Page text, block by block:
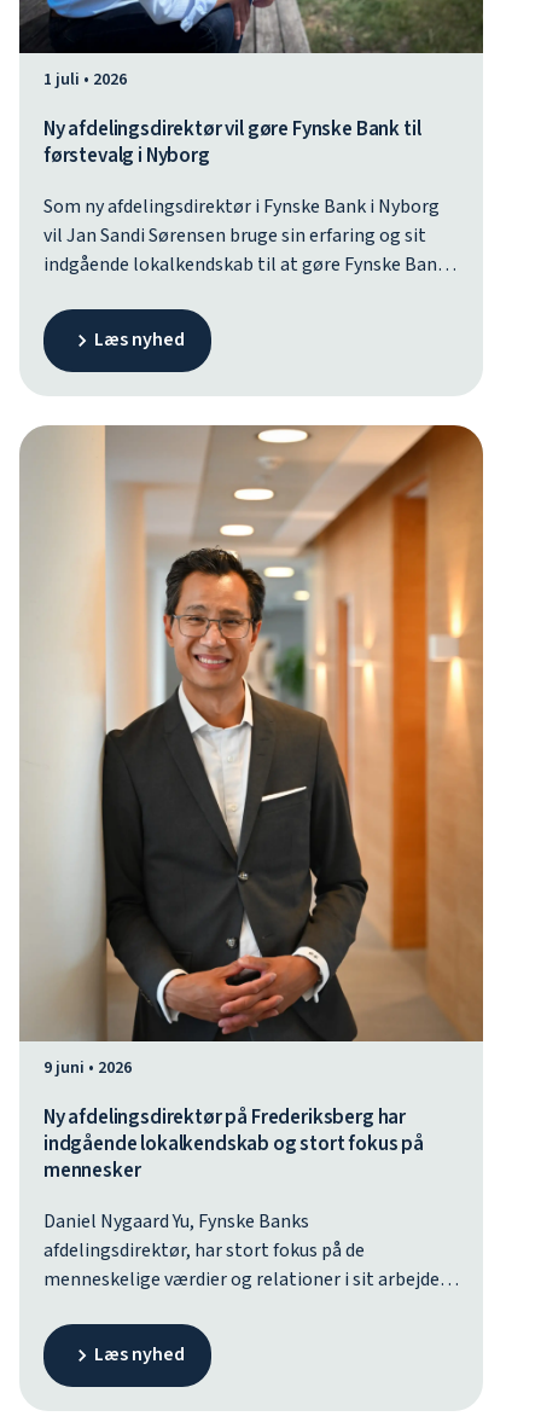
1 juli • 2026
Ny afdelingsdirektør vil gøre Fynske Bank til
førstevalg i Nyborg
Som ny afdelingsdirektør i Fynske Bank i Nyborg
vil Jan Sandi Sørensen bruge sin erfaring og sit
indgående lokalkendskab til at gøre Fynske Bank
gennem fokus på nære relationer og rådgivning,
der tager udgangspunkt i det enkelte menneske.
men fortsætter i Fynske Bank i en ny rolle ved
Læs nyhed
9 juni • 2026
Ny afdelingsdirektør på Frederiksberg har
indgående lokalkendskab og stort fokus på
mennesker
Daniel Nygaard Yu, Fynske Banks
afdelingsdirektør, har stort fokus på de
menneskelige værdier og relationer i sit arbejde
Frederiksberg op. For ham er det afgørende, at det
ambitiøse rådgiverhold leverer høj kvalitet og gør
Læs nyhed